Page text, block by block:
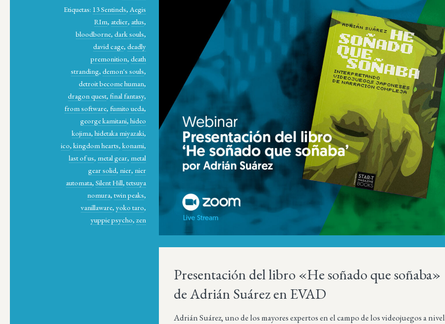
Etiquetas: 13 Sentinels, Aegis
RIm, atelier, atlus,
bloodborne,dark souls,
david cage,deadly
premonition,death
stranding,demon's souls,
detroit become human,
dragon quest,final fantasy,
from software, fumito ueda,
george kamitani,hideo
kojima,hidetaka miyazaki,
ico,kingdom hearts,konami,
last of us, metal gear, metal
gear solid, nier, nier
automata,Silent Hill,tetsuya
nomura,twin peaks,
vanillaware,yoko taro,
yuppie psycho,zen
Presentación del libro «He soñado que soñaba»
de Adrián Suárez en EVAD
Adrián Suárez, uno de los mayores expertos en el campo de los videojuegos a nivel
Más sobre este libro